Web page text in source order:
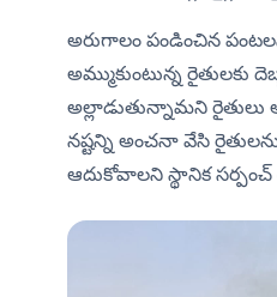
అరుగాలం పండించిన
అమ్ముకుంటున్న రైతులకు
అల్లాడుతున్నామని రైతులు
నష్టన్ని అంచనా వేసి
ఆదుకోవాలని స్థానిక సర్పంచ్